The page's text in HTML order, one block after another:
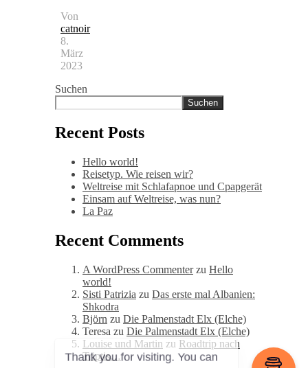
Von
catnoir
8.
März
2023
Suchen
Suchen
Recent Posts
Hello world!
Reisetyp. Wie reisen wir?
Weltreise mit Schlafapnoe und Cpapgerät
Einsam auf Weltreise, was nun?
La Paz
Recent Comments
A WordPress Commenterzu Hello
world!
Sisti Patrizia zu Das erste mal Albanien:
Shkodra
Björn zu Die Palmenstadt Elx (Elche)
Teresa zu Die Palmenstadt Elx (Elche)
Louise und Martin zu Roadtrip nach
Triptis…